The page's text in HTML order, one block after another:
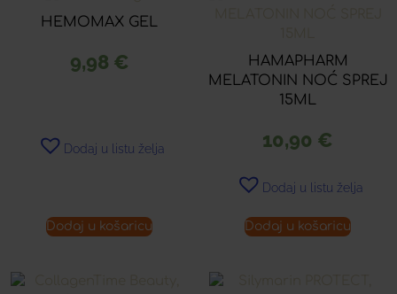
HEMOMAX GEL
9,98 €
Dodaj u listu želja
Dodaj u košaricu
HAMAPHARM
MELATONIN NOĆ SPREJ
15ML
10,90 €
Dodaj u listu želja
Dodaj u košaricu